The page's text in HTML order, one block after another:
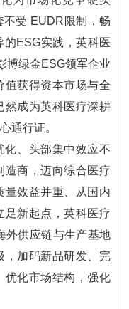
受 EUDR限制，畅
ESG实践，英科医
博绿金ESG领军企业
值获得资本市场与全
然成为英科医疗深耕
通行证。
、头部集中效应不
造商，迈向综合医疗
量效益并重、从国内
足新起点，英科医疗
外供应链与生产基地
，加码新品研发、完
优化市场结构，强化